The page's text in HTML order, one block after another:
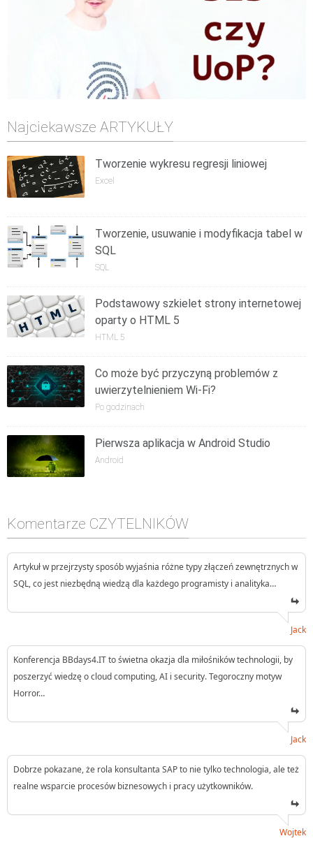
Najciekawsze ARTYKUŁY
Tworzenie wykresu regresji liniowej
Excel
Tworzenie, usuwanie i modyfikacja tabel w
SQL
SQL
Podstawowy szkielet strony internetowej
oparty o HTML 5
HTML 5
Co może być przyczyną problemów z
uwierzytelnieniem Wi-Fi?
Po godzinach
Pierwsza aplikacja w Android Studio
Android
Komentarze CZYTELNIKÓW
Artykuł w przejrzysty sposób wyjaśnia różne typy złączeń zewnętrznych w
SQL, co jest niezbędną wiedzą dla każdego programisty i analityka…
Jack
Konferencja BBdays4.IT to świetna okazja dla miłośników technologii, by
poszerzyć wiedzę o cloud computing, AI i security. Tegoroczny motyw
Horror…
Jack
Dobrze pokazane, że rola konsultanta SAP to nie tylko technologia, ale też
realne wsparcie procesów biznesowych i pracy użytkowników.
Wojtek